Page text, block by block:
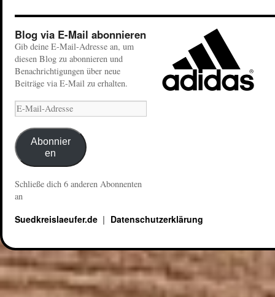
Blog via E-Mail abonnieren
Gib deine E-Mail-Adresse an, um
diesen Blog zu abonnieren und
Benachrichtigungen über neue
Beiträge via E-Mail zu erhalten.
Abonnier
en
Schließe dich 6 anderen Abonnenten
an
Suedkreislaeufer.de Datenschutzerklärung